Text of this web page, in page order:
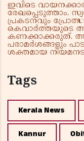
ഇവിടെ
രേഖപ്പെടുത്താം.
പ്രകടനവും
കെവാർത്തയുടെ
കണക്കാക്കരുത്.
പരാമർശങ്ങളും
ശക്തമായ
Tags
Kerala News
Kannur